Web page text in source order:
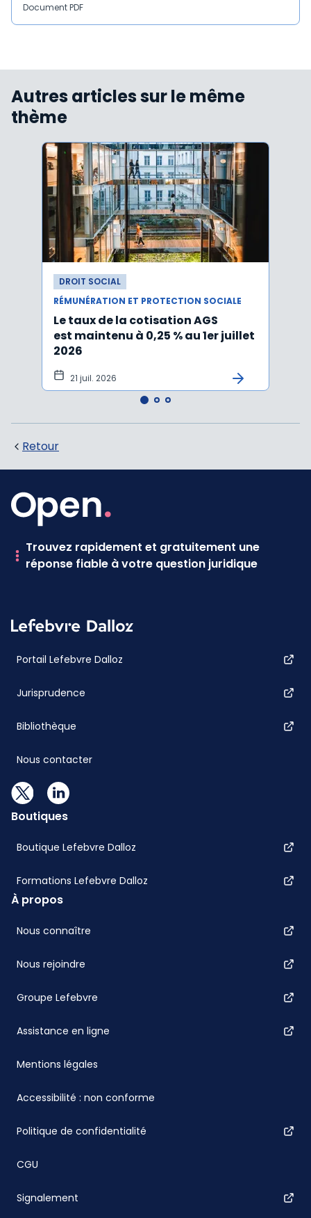
Document PDF
Autres articles sur le même
thème
DROIT SOCIAL
RÉMUNÉRATION ET PROTECTION SOCIALE
Le taux de la cotisation AGS
est maintenu à 0,25 % au 1er juillet
2026
21 juil. 2026
Retour
Trouvez rapidement et gratuitement une
réponse fiable à votre question juridique
Portail Lefebvre Dalloz
Jurisprudence
Bibliothèque
Nous contacter
Boutiques
Boutique Lefebvre Dalloz
Formations Lefebvre Dalloz
À propos
Nous connaître
Nous rejoindre
Groupe Lefebvre
Assistance en ligne
Mentions légales
Accessibilité : non conforme
Politique de confidentialité
CGU
Signalement